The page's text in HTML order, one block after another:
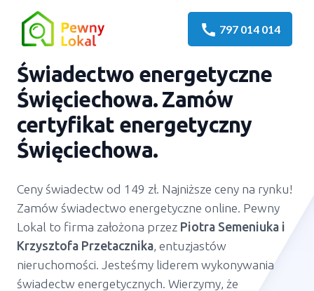
call 797 014 014
Świadectwo energetyczne
Święciechowa. Zamów
certyfikat energetyczny
Święciechowa.
Ceny świadectw od 149 zł. Najniższe ceny na rynku!
Zamów świadectwo energetyczne online. Pewny
Lokal to firma założona przez Piotra Semeniuka i
Krzysztofa Przetacznika, entuzjastów
nieruchomości. Jesteśmy liderem wykonywania
świadectw energetycznych. Wierzymy, że